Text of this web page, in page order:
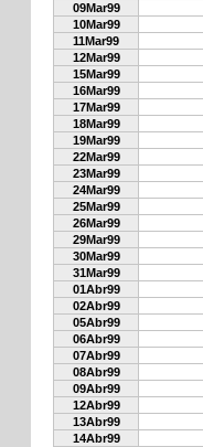
09Mar99
10Mar99
11Mar99
12Mar99
15Mar99
16Mar99
17Mar99
18Mar99
19Mar99
22Mar99
23Mar99
24Mar99
25Mar99
26Mar99
29Mar99
30Mar99
31Mar99
01Abr99
02Abr99
05Abr99
06Abr99
07Abr99
08Abr99
09Abr99
12Abr99
13Abr99
14Abr99